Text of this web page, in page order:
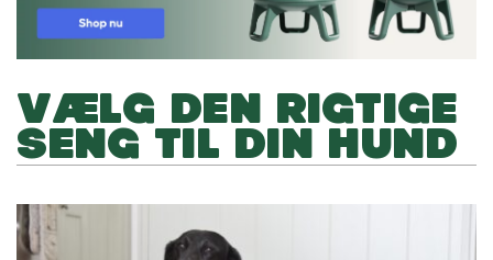
VÆLG DEN RIGTIGE
SENG TIL DIN HUND